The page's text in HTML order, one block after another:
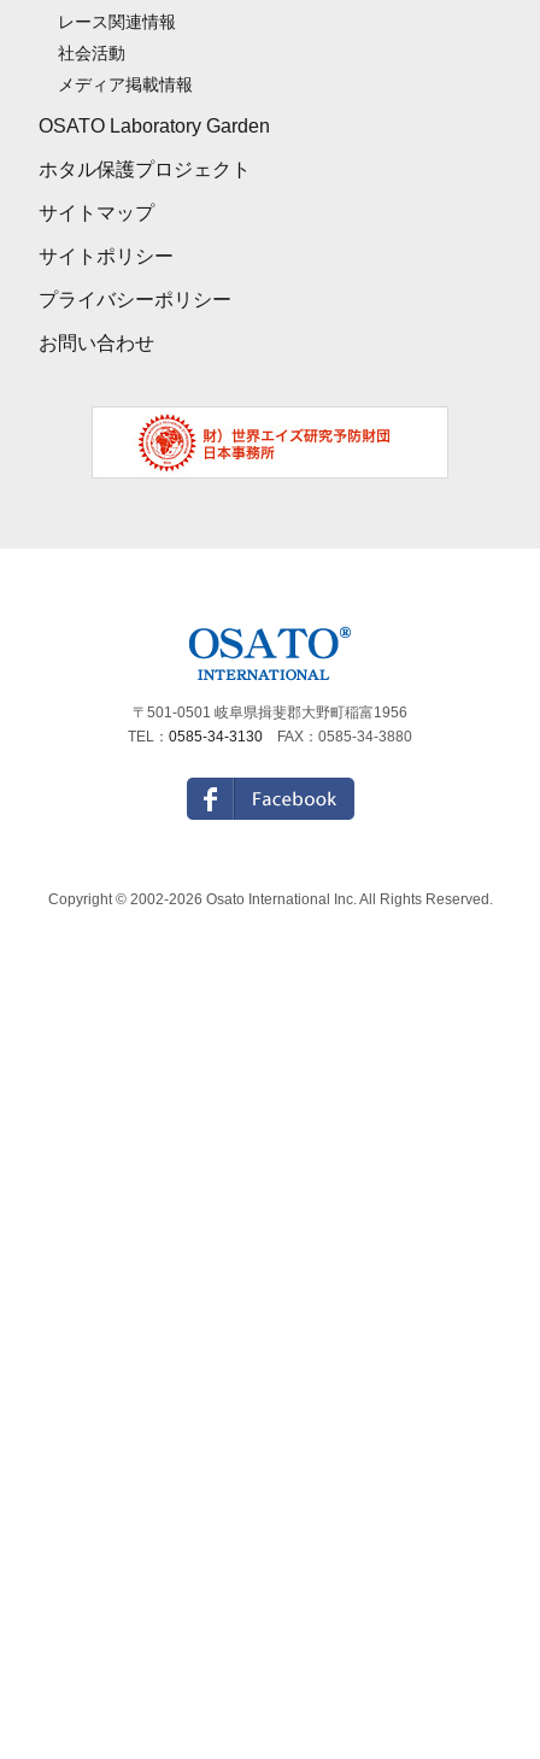
レース関連情報
社会活動
メディア掲載情報
OSATO Laboratory Garden
ホタル保護プロジェクト
サイトマップ
サイトポリシー
プライバシーポリシー
お問い合わせ
〒501-0501 岐阜県揖斐郡大野町稲富1956
TEL： 0585-34-3130 FAX：0585-34-3880
Copyright © 2002-2026 Osato International Inc. All Rights Reserved.